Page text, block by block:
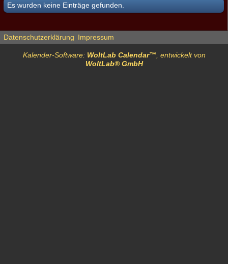
Es wurden keine Einträge gefunden.
Datenschutzerklärung Impressum
Kalender-Software: WoltLab Calendar™ , entwickelt von
WoltLab® GmbH